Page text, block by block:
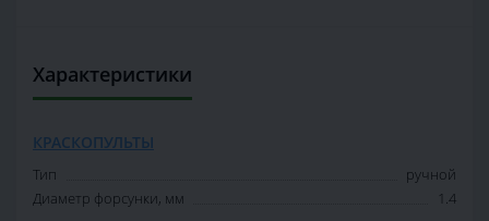
Характеристики
КРАСКОПУЛЬТЫ
Тип
ручной
Диаметр форсунки, мм
1.4